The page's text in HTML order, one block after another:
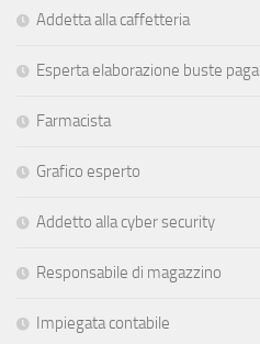
Addetta alla caffetteria
Esperta elaborazione buste paga
Farmacista
Grafico esperto
Addetto alla cyber security
Responsabile di magazzino
Impiegata contabile